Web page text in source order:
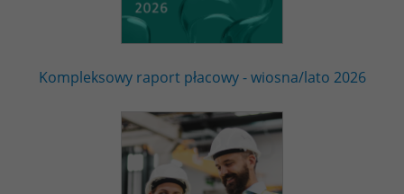
Kompleksowy raport płacowy - wiosna/lato 2026